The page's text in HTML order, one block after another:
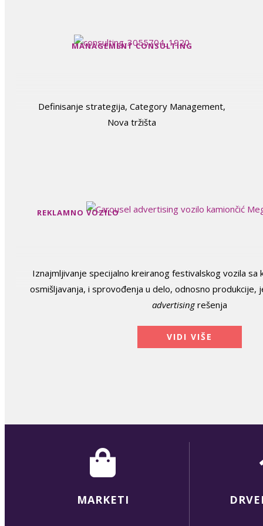
MANAGEMENT CONSULTING
Definisanje strategija, Category Management,
Nova tržišta
REKLAMNO VOZILO
Iznajmljivanje specijalno kreiranog festivalskog vozila sa
osmišljavanja, i sprovođenja u delo, odnosno produkcije,
advertisingrešenja
VIDI VIŠE
MARKETI